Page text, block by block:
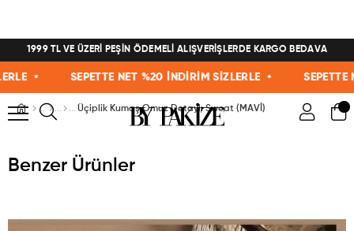
1999 TL VE ÜZERİ PEŞİN ÖDEMELİ ALIŞVERİŞLERDE KARGO BEDAVA
• SEPETTE NET %20 İNDİRİM SİZLERLE • SEPETTE
Üçiplik Kumaş Omuz Detaylı Sweat (MAVİ)
Benzer Ürünler